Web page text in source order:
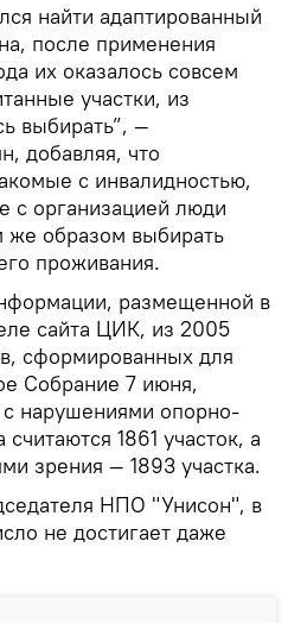
найти адаптированный
после применения
их оказалось совсем
участки, из
выбирать”, —
добавляя, что
с инвалидностью,
организацией люди
образом выбирать
проживания.
размещенной в
сайта ЦИК, из 2005
сформированных для
Собрание 7 июня,
нарушениями опорно-
1861 участок, а
зрения — 1893 участка.
НПО "Унисон", в
не достигает даже